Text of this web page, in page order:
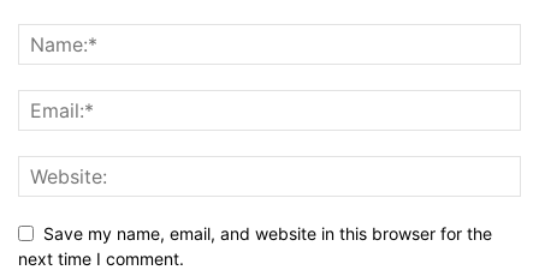
Save my name, email, and website in this browser for the
next time I comment.